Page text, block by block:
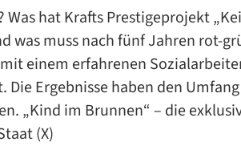
Was hat Krafts Prestigeprojekt
was muss nach fünf Jahren rot-
einem erfahrenen
Die Ergebnisse haben den
„Kind im Brunnen“ – die
(X)